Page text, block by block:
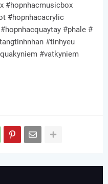
#hopnhacmusicbox
#hopnhacacrylic
#phale #
#tinhyeu
#vatkyniem